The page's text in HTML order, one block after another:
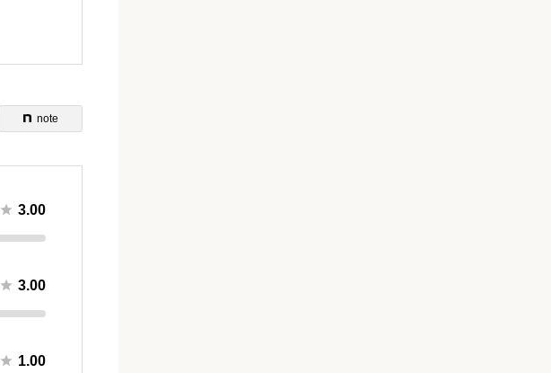
note
 3.00
 3.00
 1.00